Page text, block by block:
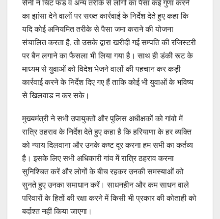
सैनी ने चिट फंड व अन्य तरीके से लोगों का पैसा कई गुणा करने
का झांसा देने वालों पर सख्त कार्रवाई के निर्देश देते हुए कहा कि
यदि कोई अनियमित तरीके से पैसा जमा कराने की योजना
संचालित करता है, तो उसके द्वारा खरीदी गई सम्पति की रजिस्टरी
पर बैन लगाने का फैसला भी लिया गया है। साथ ही डंकी रूट के
माध्यम से युवाओं को विदेश भेजने वालों की पहचान कर कड़ी
कार्रवाई करने के निर्देश दिए गए हैं ताकि कोई भी युवाओं के भविष्य
से खिलवाड न कर सके।
मुख्यमंत्री ने सभी उपायुक्तों और पुलिस अधीक्षकों को गांवो में
रात्रि ठहराव के निर्देश देते हुए कहा है कि हरियाणा के हर व्यक्ति
को न्याय दिलवाना और उनके कष्ट दूर करना हम सभी का कर्तव्य
है। इसके लिए सभी अधिकारी गांव में रात्रि ठहराव करना
सुनिश्चित करें और लोगों के बीच रहकर उनकी समस्याओं को
सुनते हुए उनका समाधान करें। साधनहीन और कम साधन वाले
परिवारों के हितों की रक्षा करने में किसी भी प्रकार की कोताही को
बर्दाश्त नहीं किया जाएगा।